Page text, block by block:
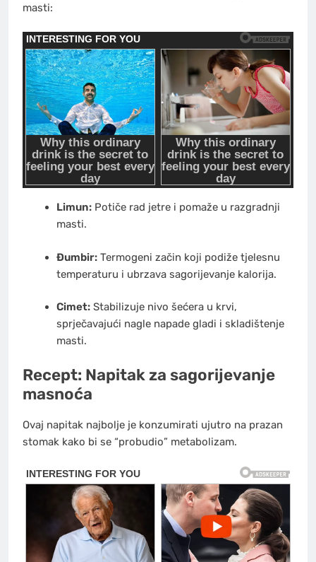
masti:
Limun:Potiče rad jetre i pomaže u razgradnji
masti.
Đumbir:Termogeni začin koji podiže tjelesnu
temperaturu i ubrzava sagorijevanje kalorija.
Cimet:Stabilizuje nivo šećera u krvi,
sprječavajući nagle napade gladi i skladištenje
masti.
Recept: Napitak za sagorijevanje
masnoća
Ovaj napitak najbolje je konzumirati ujutro na prazan
stomak kako bi se “probudio” metabolizam.